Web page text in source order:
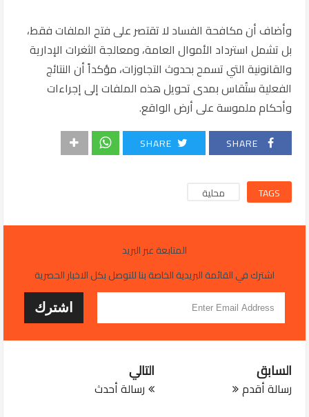
وأضاف أن مكافحة الفساد لا تقتصر على فتح الملفات فقط،
بل تشمل استرداد الأموال العامة، ومعالجة الثغرات الإدارية
والقانونية التي تسمح بحدوث التجاوزات، مؤكداً أن النتائج
الفعلية ستُقاس بمدى تحويل هذه الملفات إلى إجراءات
وأحكام ملموسة على أرض الواقع.
SHARE
SHARE
TAGS محلية
المتابعة عبر البريد
اشترك في القائمة البريدية الخاصة بنا للتوصل بكل الاخبار الحصرية
التالي
رسالة أحدث
السابق
رسالة أقدم
JUL 29, 2026